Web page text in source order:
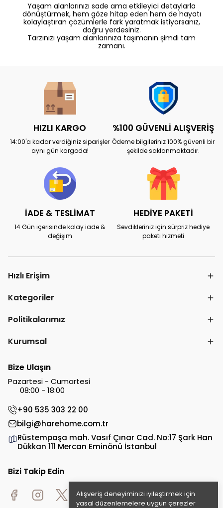
Alışveriş deneyiminizi iyileştirmek için
yasal düzenlemelere uygun çerezler
Yaşam alanlarınızı sade ama etkileyici detaylarla
dönüştürmek, hem göze hitap eden hem de hayatı
kolaylaştıran çözümlerle fark yaratmak istiyorsanız,
doğru yerdesiniz.
Tarzınızı yaşam alanlarınıza taşımanın şimdi tam
zamanı.
HIZLI KARGO
14:00'a kadar verdiğiniz siparişler
aynı gün kargoda!
%100 GÜVENLİ ALIŞVERİŞ
Ödeme bilgileriniz 100% güvenli bir
şekilde saklanmaktadır.
İADE & TESLİMAT
14 Gün içerisinde kolay iade &
değişim
HEDİYE PAKETİ
Sevdikleriniz için sürpriz hediye
paketi hizmeti
Hızlı Erişim
Kategoriler
Politikalarımız
Kurumsal
Bize Ulaşın
Pazartesi - Cumartesi
08:00 - 18:00
+90 535 303 22 00
bilgi@harehome.com.tr
Rüstempaşa mah. Vasıf Çınar Cad. No:17 Şark Han
Dükkan 111 Mercan Eminönü İstanbul
Bizi Takip Edin